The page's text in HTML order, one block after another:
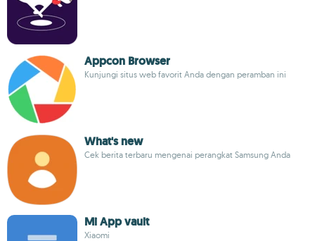
Appcon Browser
Kunjungi situs web favorit Anda dengan peramban ini
What's new
Cek berita terbaru mengenai perangkat Samsung Anda
Mi App vault
Xiaomi